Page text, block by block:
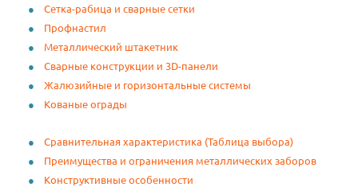
Сетка-рабица и сварные сетки
Профнастил
Металлический штакетник
Сварные конструкции и 3D-панели
Жалюзийные и горизонтальные системы
Кованые ограды
Сравнительная характеристика (Таблица выбора)
Преимущества и ограничения металлических заборов
Конструктивные особенности